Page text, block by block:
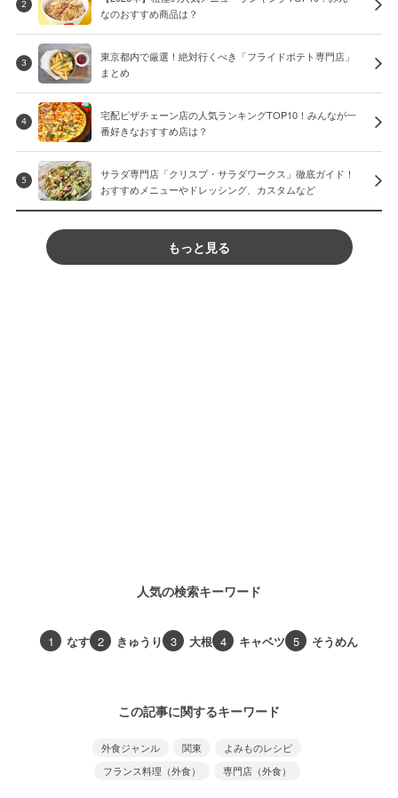
2
なのおすすめ商品は？
3
東京都内で厳選！絶対行くべき「フライドポテト専門店」
まとめ
4
宅配ピザチェーン店の人気ランキングTOP10！みんなが一
番好きなおすすめ店は？
5
サラダ専門店「クリスプ・サラダワークス」徹底ガイド！
おすすめメニューやドレッシング、カスタムなど
もっと見る
人気の検索キーワード
1 なす 2 きゅうり 3 大根 4 キャベツ 5 そうめん
この記事に関するキーワード
外食ジャンル 関東
よみものレシピ
フランス料理（外食）
専門店（外食）